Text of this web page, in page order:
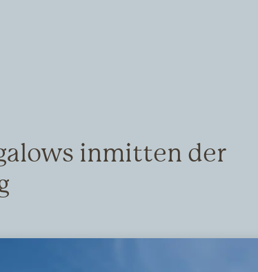
inmitten der